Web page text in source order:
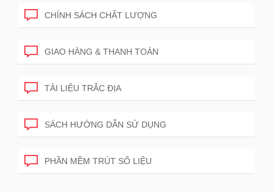
CHÍNH SÁCH CHẤT LƯỢNG
GIAO HÀNG & THANH TOÁN
TÀI LIỆU TRẮC ĐỊA
SÁCH HƯỚNG DẪN SỬ DỤNG
PHẦN MỀM TRÚT SỐ LIỆU